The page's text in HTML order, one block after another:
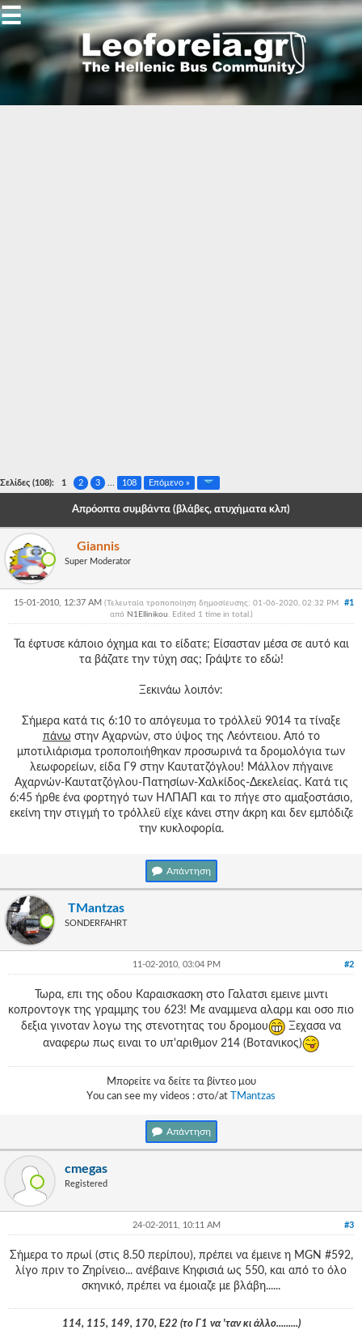
Gallery
-
-
-
-
-
Επισκέπτη!
Σύνδεση
☰
Σελίδες (108): 1 2 3 108 Επόμενο »
Απρόοπτα συμβάντα (βλάβες, ατυχήματα κλπ)
Giannis
Super Moderator
#1
15-01-2010, 12:37 AM (Τελευταία τροποποίηση δημοσίευσης: 01-06-2020, 02:32 PM
από N1Ellinikou . Edited 1 time in total.)
Τα έφτυσε κάποιο όχημα και το είδατε; Είσασταν μέσα σε αυτό και
τα βάζατε την τύχη σας; Γράψτε το εδώ!
Ξεκινάω λοιπόν:
Σήμερα κατά τις 6:10 το απόγευμα το τρόλλεϋ 9014 τα τίναξε
πάνω στην Αχαρνών, στο ύψος της Λεόντειου. Από το
μποτιλιάρισμα τροποποιήθηκαν προσωρινά τα δρομολόγια των
λεωφορείων, είδα Γ9 στην Καυτατζόγλου! Μάλλον πήγαινε
Αχαρνών-Καυτατζόγλου-Πατησίων-Χαλκίδος-Δεκελείας. Κατά τις
6:45 ήρθε ένα φορτηγό των ΗΛΠΑΠ και το πήγε στο αμαξοστάσιο,
εκείνη την στιγμή το τρόλλεϋ είχε κάνει στην άκρη και δεν εμπόδιζε
την κυκλοφορία.
Απάντηση
TMantzas
SONDERFAHRT
#2
11-02-2010, 03:04 PM
Τωρα, επι της οδου Καραισκασκη στο Γαλατσι εμεινε μιντι
κοπροντογκ της γραμμης του 623! Με αναμμενα αλαρμ και οσο πιο
δεξια γινοταν λογω της στενοτητας του δρομου
Ξεχασα να
αναφερω πως ειναι το υπ'αριθμον 214 (Βοτανικος)
Μπορείτε να δείτε τα βίντεο μου
Υou can see my videos : στο/at
TMantzas
Απάντηση
cmegas
Registered
#3
24-02-2011, 10:11 AM
Σήμερα το πρωί (στις 8.50 περίπου), πρέπει να έμεινε η MGN #592,
λίγο πριν το Ζηρίνειο... ανέβαινε Κηφισιά ως 550, και από το όλο
σκηνικό, πρέπει να έμοιαζε με βλάβη......
114, 115, 149, 170, Ε22 (το Γ1 να 'ταν κι άλλο.........)